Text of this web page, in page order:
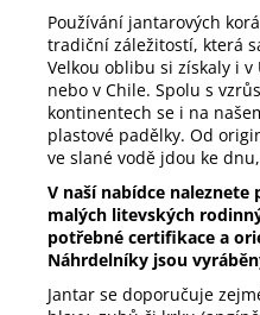
Používání jantarových
tradiční záležitostí, která
Velkou oblibu si získaly i v
nebo v Chile. Spolu s
kontinentech se i na
plastové padělky. Od
ve slané vodě jdou ke
V naší nabídce naleznete
malých litevských
potřebné certifikace a
Náhrdelníky jsou
Jantar se doporučuje